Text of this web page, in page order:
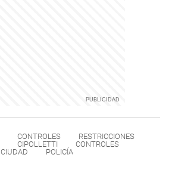
CONTROLES
RESTRICCIONES
CIPOLLETTI
CONTROLES
CIUDAD POLICÍA